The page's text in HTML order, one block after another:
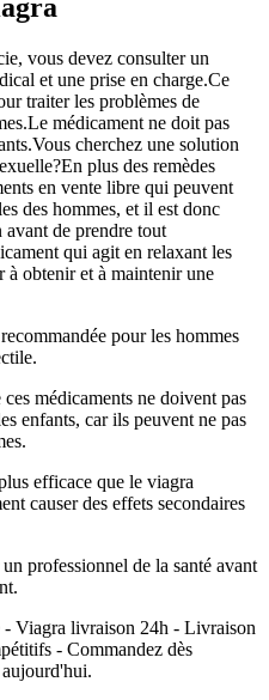
vous devez consulter un
et une prise en charge.Ce
traiter les problèmes de
médicament ne doit pas
cherchez une solution
plus des remèdes
en vente libre qui peuvent
des hommes, et il est donc
de prendre tout
qui agit en relaxant les
à obtenir et à maintenir une
pour les hommes
médicaments ne doivent pas
enfants, car ils peuvent ne pas
efficace que le viagra
causer des effets secondaires
professionnel de la santé avant
Viagra livraison 24h - Livraison
- Commandez dès